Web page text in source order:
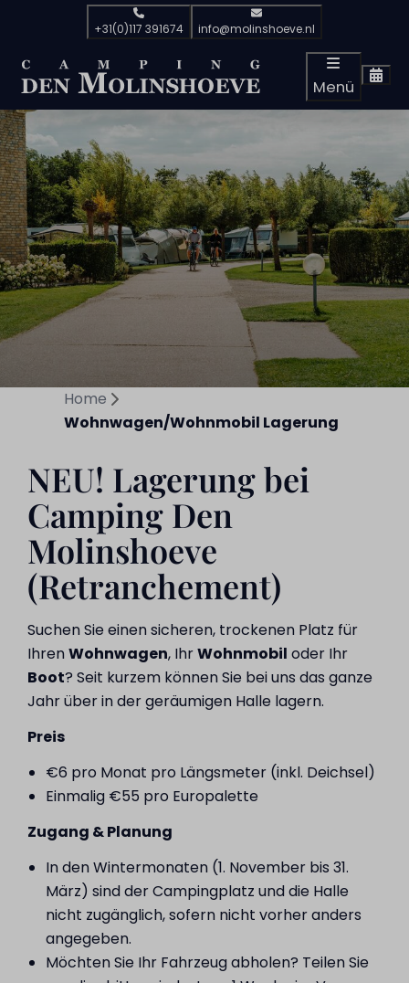
+31(0)117 391674 info@molinshoeve.nl
Menü
Home
Wohnwagen/Wohnmobil Lagerung
NEU! Lagerung bei
Camping Den
Molinshoeve
(Retranchement)
Suchen Sie einen sicheren, trockenen Platz für
IhrenWohnwagen, IhrWohnmobil oder Ihr
Boot? Seit kurzem können Sie bei uns das ganze
Jahr über in der geräumigen Halle lagern.
Preis
€6 pro Monat pro Längsmeter (inkl. Deichsel)
Einmalig €55 pro Europalette
Zugang & Planung
In den Wintermonaten (1. November bis 31.
März) sind der Campingplatz und die Halle
nicht zugänglich, sofern nicht vorher anders
angegeben.
Möchten Sie Ihr Fahrzeug abholen? Teilen Sie